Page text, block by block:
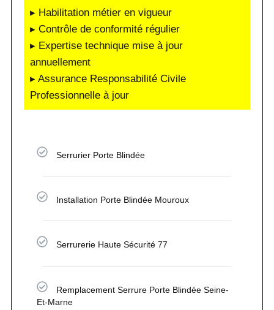
▸ Habilitation métier en vigueur
▸ Contrôle de conformité régulier
▸ Expertise technique mise à jour
annuellement
▸ Assurance Responsabilité Civile
Professionnelle à jour
Serrurier Porte Blindée
Installation Porte Blindée Mouroux
Serrurerie Haute Sécurité 77
Remplacement Serrure Porte Blindée Seine-
Et-Marne